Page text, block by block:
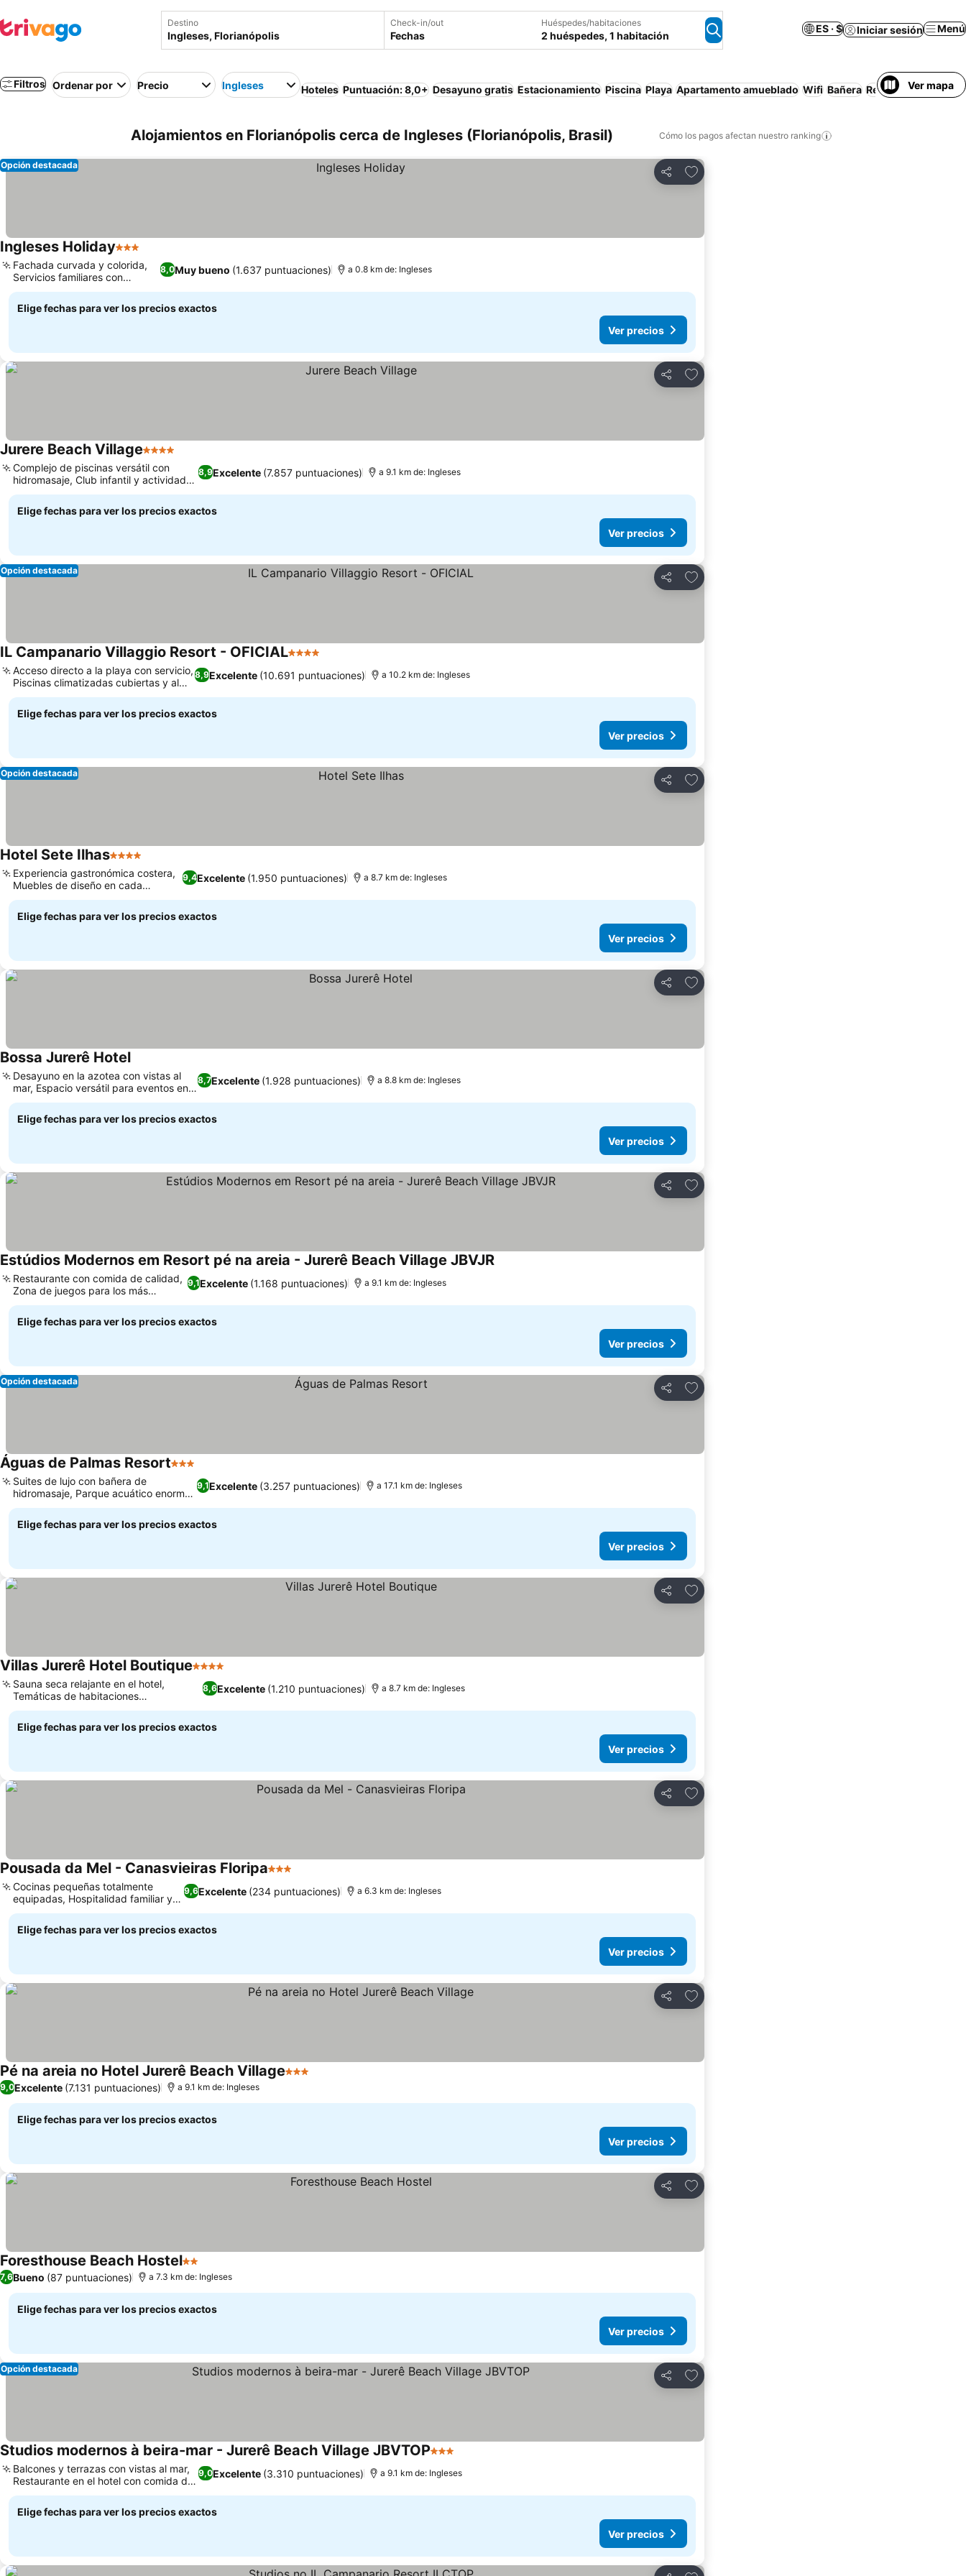
Destino Check-in/out
Fechas
Huéspedes/habitaciones
2 huéspedes, 1 habitación
ES · $ Iniciar sesión Menú
Filtros Ordenar por Precio Ingleses Hoteles Puntuación: 8,0+ Desayuno gratis Estacionamiento Piscina Playa Apartamento amueblado Wifi Bañera Resort Aire
Ver mapa
Alojamientos en Florianópolis cerca de Ingleses (Florianópolis, Brasil) Cómo los pagos afectan nuestro ranking
Compartir
Agregar a favoritos
Opción destacada
Ingleses Holiday3 Estrellas
8,0Muy bueno (1.637 puntuaciones)
Fachada curvada y colorida,
Servicios familiares con
tobogán
a 0.8 km de: Ingleses
Elige fechas para ver los precios exactos
Ver precios
Compartir
Agregar a favoritos
Jurere Beach Village4 Estrellas
8,9Excelente (7.857 puntuaciones)
Complejo de piscinas versátil con
hidromasaje, Club infantil y actividades
dedicadas
a 9.1 km de: Ingleses
Elige fechas para ver los precios exactos
Ver precios
Compartir
Agregar a favoritos
Opción destacada
IL Campanario Villaggio Resort - OFICIAL4 Estrellas
8,9Excelente (10.691 puntuaciones)
Acceso directo a la playa con servicio,
Piscinas climatizadas cubiertas y al
aire libre
a 10.2 km de: Ingleses
Elige fechas para ver los precios exactos
Ver precios
Compartir
Agregar a favoritos
Opción destacada
Hotel Sete Ilhas4 Estrellas
9,4Excelente (1.950 puntuaciones)
Experiencia gastronómica costera,
Muebles de diseño en cada
habitación
a 8.7 km de: Ingleses
Elige fechas para ver los precios exactos
Ver precios
Compartir
Agregar a favoritos
Bossa Jurerê Hotel
8,7Excelente (1.928 puntuaciones)
Desayuno en la azotea con vistas al
mar, Espacio versátil para eventos en
la azotea
a 8.8 km de: Ingleses
Elige fechas para ver los precios exactos
Ver precios
Compartir
Agregar a favoritos
Estúdios Modernos em Resort pé na areia - Jurerê Beach Village JBVJR
9,1Excelente (1.168 puntuaciones)
Restaurante con comida de calidad,
Zona de juegos para los más
pequeños
a 9.1 km de: Ingleses
Elige fechas para ver los precios exactos
Ver precios
Compartir
Agregar a favoritos
Opción destacada
Águas de Palmas Resort3 Estrellas
9,1Excelente (3.257 puntuaciones)
Suites de lujo con bañera de
hidromasaje, Parque acuático enorme
con 17 piscinas
a 17.1 km de: Ingleses
Elige fechas para ver los precios exactos
Ver precios
Compartir
Agregar a favoritos
Villas Jurerê Hotel Boutique4 Estrellas
8,6Excelente (1.210 puntuaciones)
Sauna seca relajante en el hotel,
Temáticas de habitaciones
personalizadas y coloridas
a 8.7 km de: Ingleses
Elige fechas para ver los precios exactos
Ver precios
Compartir
Agregar a favoritos
Pousada da Mel - Canasvieiras Floripa3 Estrellas
9,6Excelente (234 puntuaciones)
Cocinas pequeñas totalmente
equipadas, Hospitalidad familiar y
cercana
a 6.3 km de: Ingleses
Elige fechas para ver los precios exactos
Ver precios
Compartir
Agregar a favoritos
Pé na areia no Hotel Jurerê Beach Village3 Estrellas
9,0Excelente (7.131 puntuaciones) a 9.1 km de: Ingleses
Elige fechas para ver los precios exactos
Ver precios
Compartir
Agregar a favoritos
Foresthouse Beach Hostel2 Estrellas
7,6Bueno (87 puntuaciones) a 7.3 km de: Ingleses
Elige fechas para ver los precios exactos
Ver precios
Compartir
Agregar a favoritos
Opción destacada
Studios modernos à beira-mar - Jurerê Beach Village JBVTOP3 Estrellas
9,0Excelente (3.310 puntuaciones)
Balcones y terrazas con vistas al mar,
Restaurante en el hotel con comida de
calidad
a 9.1 km de: Ingleses
Elige fechas para ver los precios exactos
Ver precios